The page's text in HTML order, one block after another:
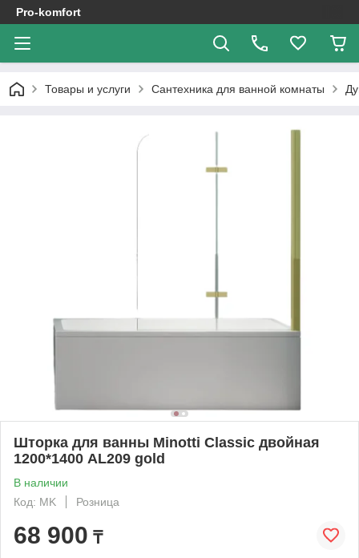
Pro-komfort
Товары и услуги Сантехника для ванной комнаты
Шторка для ванны Minotti Classic двойная
1200*1400 AL209 gold
В наличии
Код: MK
Розница
68 900 ₸